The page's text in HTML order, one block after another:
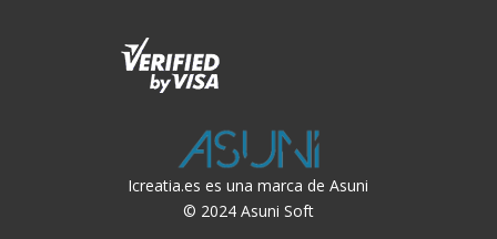
Icreatia.es es una marca de Asuni
© 2024 Asuni Soft